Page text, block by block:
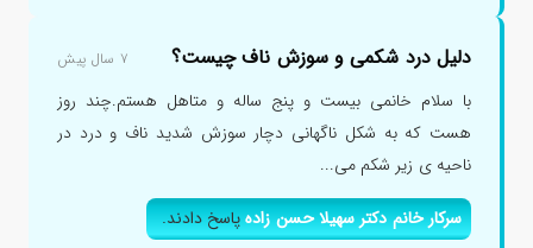
دلیل درد شکمی و سوزش ناف چیست؟ ۷ سال پیش
با سلام خانمی بیست و پنج ساله و متاهل هستم.چند روز
هست که به شکل ناگهانی دچار سوزش شدید ناف و درد در
ناحیه ی زیر شکم می...
سرکار خانم دکتر سهیلا حسن زادهپاسخ دادند.